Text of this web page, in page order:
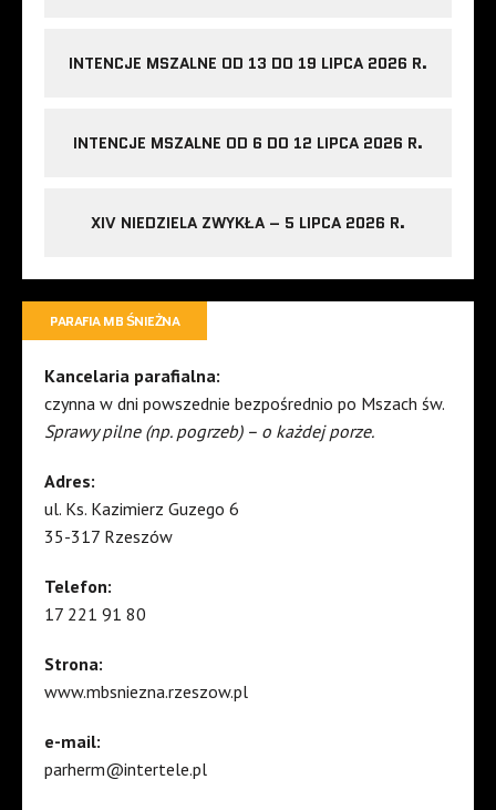
INTENCJE MSZALNE OD 13 DO 19 LIPCA 2026 R.
INTENCJE MSZALNE OD 6 DO 12 LIPCA 2026 R.
XIV NIEDZIELA ZWYKŁA – 5 LIPCA 2026 R.
PARAFIA MB ŚNIEŻNA
Kancelaria parafialna:
czynna w dni powszednie bezpośrednio po Mszach św.
Sprawy pilne (np. pogrzeb) – o każdej porze.
Adres:
ul. Ks. Kazimierz Guzego 6
35-317 Rzeszów
Telefon:
17 221 91 80
Strona:
www.mbsniezna.rzeszow.pl
e-mail:
parherm@intertele.pl